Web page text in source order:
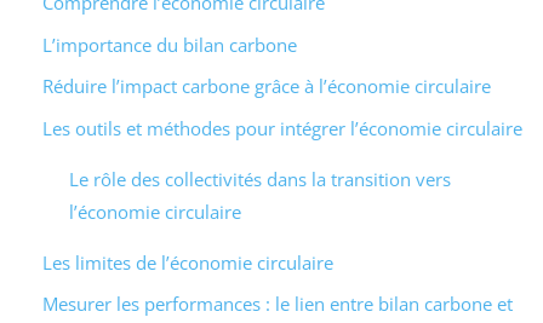
L’importance du bilan carbone
Réduire l’impact carbone grâce à l’économie circulaire
Les outils et méthodes pour intégrer l’économie circulaire
Le rôle des collectivités dans la transition vers
l’économie circulaire
Les limites de l’économie circulaire
Mesurer les performances : le lien entre bilan carbone et